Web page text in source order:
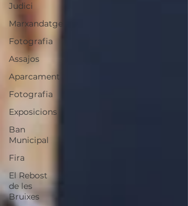
Judici
Marxandatge
Fotografia
Assajos
Aparcament
Fotografia
Exposicions
Ban
Municipal
Fira
El Rebost
de les
Bruixes